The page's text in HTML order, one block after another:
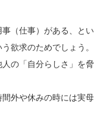
（仕事）がある、とい
欲求のためでしょう。
の「自分らしさ」を脅
外や休みの時には実母